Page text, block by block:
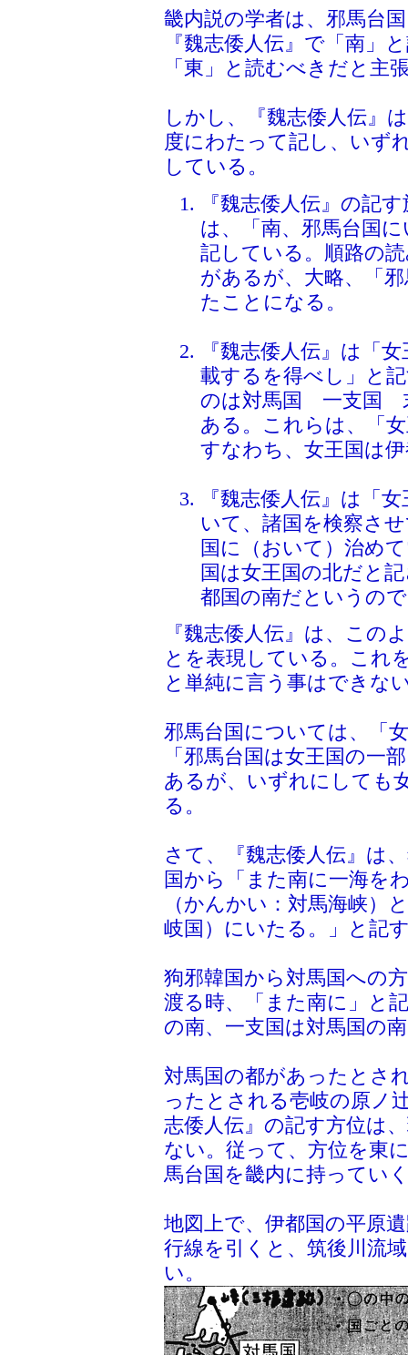
畿内説の学者は、邪馬台
『魏志倭人伝』で「南」
「東」と読むべきだと主
しかし、『魏志倭人伝』
度にわたって記し、いず
している。
『魏志倭人伝』の記
は、「南、邪馬台国
記している。順路の
があるが、大略、「
たことになる。
『魏志倭人伝』は「
載するを得べし」と
のは対馬国 一支国
ある。これらは、「
すなわち、女王国は
『魏志倭人伝』は「
いて、諸国を検察さ
国に（おいて）治め
国は女王国の北だと
都国の南だというの
『魏志倭人伝』は、この
とを表現している。これ
と単純に言う事はできな
邪馬台国については、「
「邪馬台国は女王国の一
あるが、いずれにしても
る。
さて、『魏志倭人伝』は
国から「また南に一海を
（かんかい：対馬海峡）
岐国）にいたる。」と記
狗邪韓国から対馬国への
渡る時、「また南に」と
の南、一支国は対馬国の
対馬国の都があったとさ
ったとされる壱岐の原ノ
志倭人伝』の記す方位は
ない。従って、方位を東
馬台国を畿内に持ってい
地図上で、伊都国の平原
行線を引くと、筑後川流
い。